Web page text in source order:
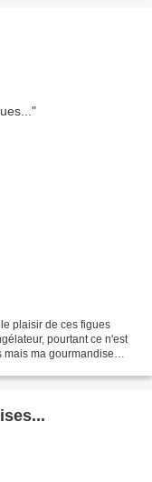
plaisir de ces figues
pourtant ce n'est
mais ma gourmandise